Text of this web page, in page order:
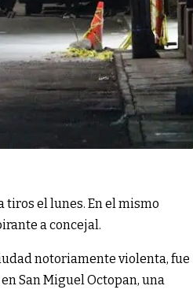
tiros el lunes. En el mismo
a concejal.
notoriamente violenta, fue
San Miguel Octopan, una